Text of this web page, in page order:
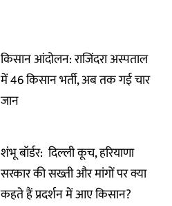
किसान आंदोलन: राजिंदरा अस्पताल
में 46 किसान भर्ती, अब तक गई चार
जान
शंभू बॉर्डर: दिल्ली कूच, हरियाणा
सरकार की सख्ती और मांगों पर क्या
कहते हैं प्रदर्शन में आए किसान?